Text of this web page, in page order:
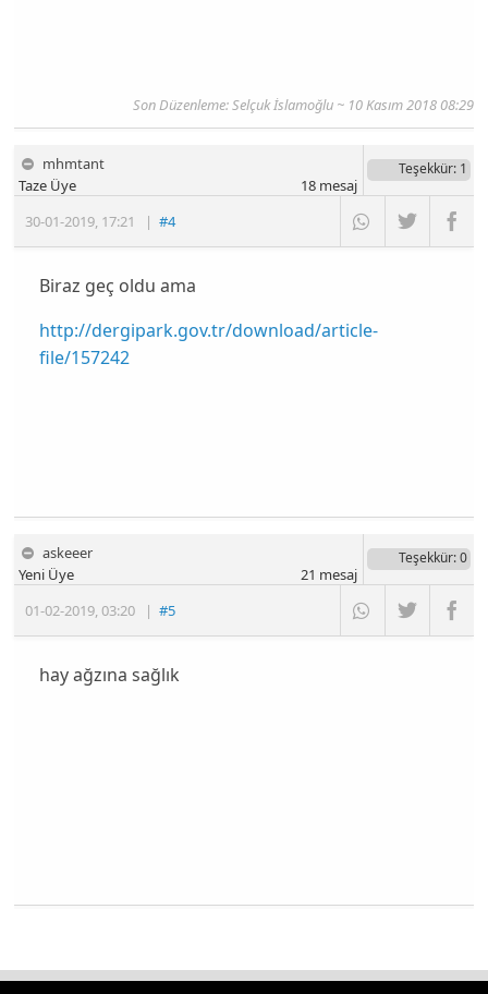
Son Düzenleme: Selçuk İslamoğlu ~ 10 Kasım 2018 08:29
mhmtant
30-01-2019, 17:21 |#4
Taze Üye
Teşekkür: 1
18mesaj
Biraz geç oldu ama
http://dergipark.gov.tr/download/article-
file/157242
askeeer
01-02-2019,03:20 |#5
Yeni Üye
Teşekkür: 0
21 mesaj
hay ağzına sağlık